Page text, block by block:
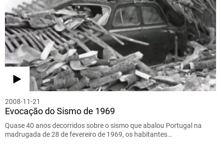
2008-11-21
Evocação do Sismo de 1969
Quase 40 anos decorridos sobre o sismo que abalou Portugal na
madrugada de 28 de fevereiro de 1969, os habitantes…